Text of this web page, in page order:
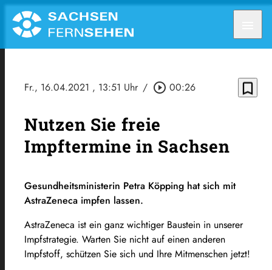
Fr., 16.04.2021 , 13:51 Uhr / play_circle_outline 00:26 bookmark_border
Nutzen Sie freie
Impftermine in Sachsen
Gesundheitsministerin Petra Köpping hat sich mit
AstraZeneca impfen lassen.
AstraZeneca ist ein ganz wichtiger Baustein in unserer
Impfstrategie. Warten Sie nicht auf einen anderen
Impfstoff, schützen Sie sich und Ihre Mitmenschen jetzt!